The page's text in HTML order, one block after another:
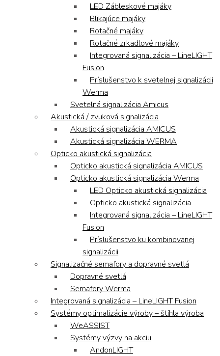
LED Zábleskové majáky
Blikajúce majáky
Rotačné majáky
Rotačné zrkadlové majáky
Integrovaná signalizácia – LineLIGHT
Fusion
Príslušenstvo k svetelnej signalizácii
Werma
Svetelná signalizácia Amicus
Akustická / zvuková signalizácia
Akustická signalizácia AMICUS
Akustická signalizácia WERMA
Opticko akustická signalizácia
Opticko akustická signalizácia AMICUS
Opticko akustická signalizácia Werma
LED Opticko akustická signalizácia
Opticko akustická signalizácia
Integrovaná signalizácia – LineLIGHT
Fusion
Príslušenstvo ku kombinovanej
signalizácii
Signalizačné semafory a dopravné svetlá
Dopravné svetlá
Semafory Werma
Integrovaná signalizácia – LineLIGHT Fusion
Systémy optimalizácie výroby – štíhla výroba
WeASSIST
Systémy výzvy na akciu
AndonLIGHT